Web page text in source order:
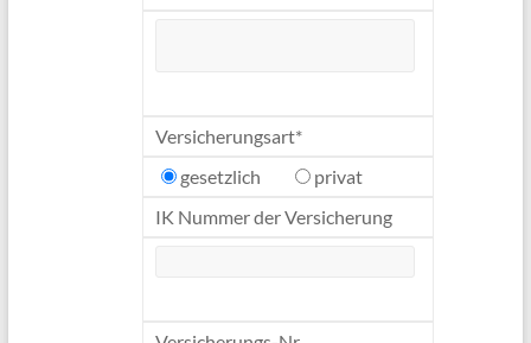
Versicherungsart*
gesetzlich
privat
IK Nummer der Versicherung